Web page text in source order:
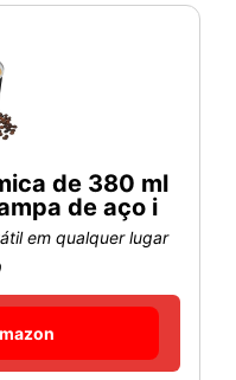
de 380 ml
de aço i
em qualquer lugar